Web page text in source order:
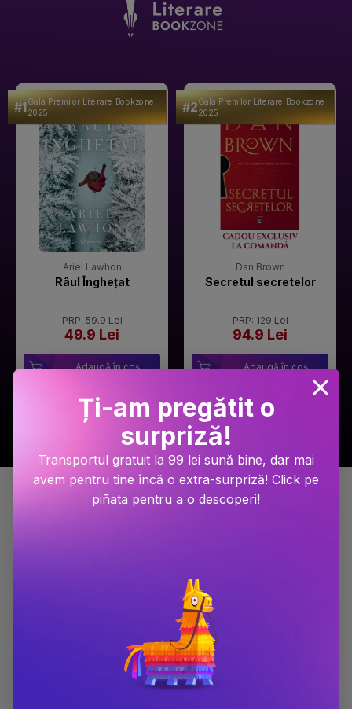
#1Gala Premilor Literare Bookzone
2025
Ariel Lawhon
Râul Înghețat
PRP: 59.9 Lei
49.9 Lei
Adaugă în coș
#2Gala Premilor Literare Bookzone
2025
Dan Brown
Secretul secretelor
PRP: 129 Lei
94.9 Lei
Adaugă în coș
Detalii produs
130x200
392
Ți-am pregătit o
surpriză!
Transportul gratuit la 99 lei sună bine, dar mai
avem pentru tine încă o extra-surpriză! Click pe
piñata pentru a o descoperi!